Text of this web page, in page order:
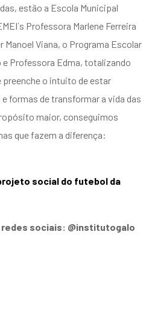
estão a Escola Municipal
Professora Marlene Ferreira
Manoel Viana, o Programa Escolar
e Professora Edma, totalizando
preenche o intuito de estar
formas de transformar a vida das
maior, conseguimos
que fazem a diferença:
social do futebol da
redes sociais: @institutogalo